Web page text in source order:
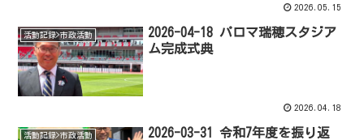
2026.05.15
活動記録>市政活動
2026-04-18 パロマ瑞穂スタジア
ム完成式典
2026.04.18
活動記録>市政活動
2026-03-31 令和7年度を振り返